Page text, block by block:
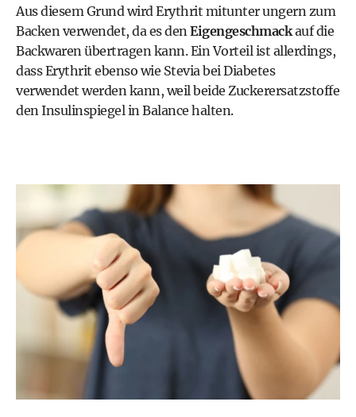
Aus diesem Grund wird Erythrit mitunter ungern zum
Backen verwendet, da es den Eigengeschmackauf die
Backwaren übertragen kann. Ein Vorteil ist allerdings,
dass Erythrit ebenso wie Stevia bei Diabetes
verwendet werden kann, weil beide Zuckerersatzstoffe
den Insulinspiegel in Balance halten.